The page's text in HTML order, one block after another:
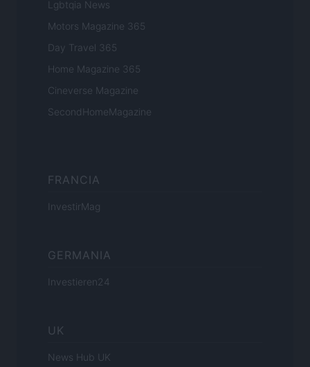
Lgbtqia News
Motors Magazine 365
Day Travel 365
Home Magazine 365
Cineverse Magazine
SecondHomeMagazine
FRANCIA
InvestirMag
GERMANIA
Investieren24
UK
News Hub UK